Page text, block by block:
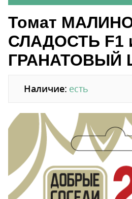
Томат
СЛАДОСТЬ F1
ГРАНАТОВЫЙ
Наличие: есть